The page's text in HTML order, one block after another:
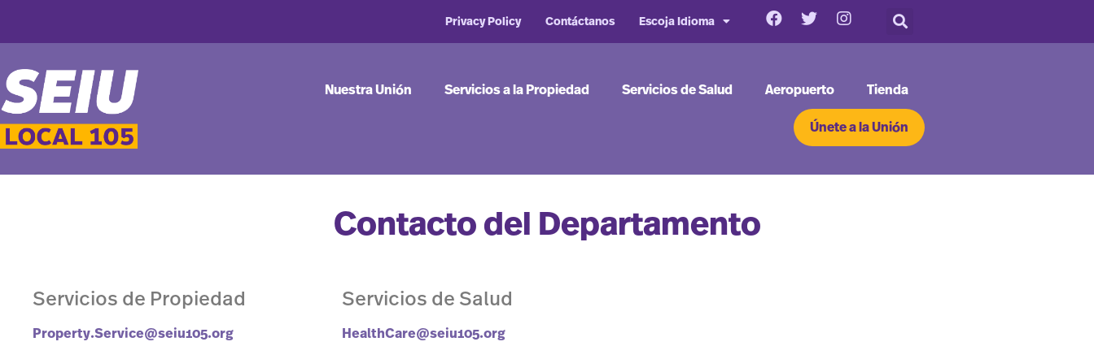
Privacy Policy Contáctanos Escoja Idioma
Nuestra Unión Servicios a la Propiedad Servicios de Salud Aeropuerto Tienda
Únete a la Unión
Contacto del Departamento
Servicios de Propiedad
Property.Service@seiu105.org
Servicios de Salud
HealthCare@seiu105.org